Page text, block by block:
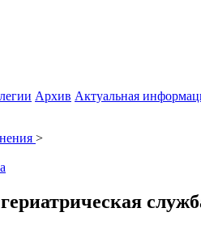
Архив Актуальная
>